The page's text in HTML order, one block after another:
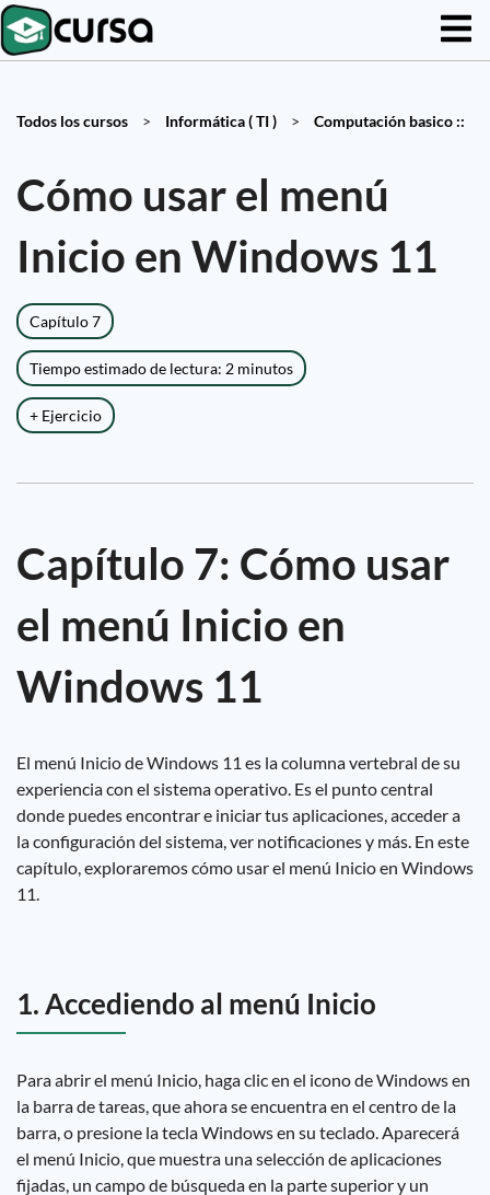
Todos los cursos > Informática ( TI ) > Computación basico ::
Cómo usar el menú
Inicio en Windows 11
Capítulo 7
Tiempo estimado de lectura: 2 minutos
+ Ejercicio
Capítulo 7: Cómo usar
el menú Inicio en
Windows 11
El menú Inicio de Windows 11 es la columna vertebral de su
experiencia con el sistema operativo. Es el punto central
donde puedes encontrar e iniciar tus aplicaciones, acceder a
la configuración del sistema, ver notificaciones y más. En este
capítulo, exploraremos cómo usar el menú Inicio en Windows
11.
1. Accediendo al menú Inicio
Para abrir el menú Inicio, haga clic en el icono de Windows en
la barra de tareas, que ahora se encuentra en el centro de la
barra, o presione la tecla Windows en su teclado. Aparecerá
el menú Inicio, que muestra una selección de aplicaciones
fijadas, un campo de búsqueda en la parte superior y un